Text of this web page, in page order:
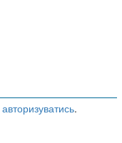
авторизуватись.